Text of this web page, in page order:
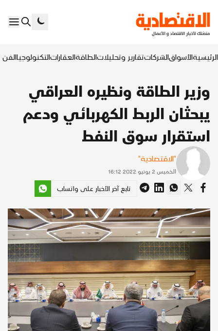
الرئيسيةالأسواقالشركاتتقارير وتحليلاتالطاقةالعقاراتالتكنولوجياالفن
وزير الطاقة ونظيره العراقي
يبحثان الربط الكهربائي ودعم
استقرار سوق النفط
"الاقتصادية"
الخميس 2 يونيو 2022 16:12
تابع آخر الأخبار على واتساب